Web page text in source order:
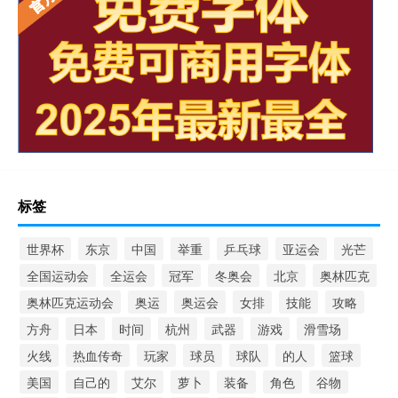
标签
世界杯 东京 中国 举重 乒乓球 亚运会
光芒
全国运动会
全运会 冠军 冬奥会 北京
奥林匹克
奥林匹克运动会
奥运 奥运会 女排 技能
攻略
方舟
日本 时间 杭州 武器 游戏
滑雪场
火线
热血传奇 玩家 球员 球队 的人
篮球
美国
自己的 艾尔 萝卜 装备 角色
谷物